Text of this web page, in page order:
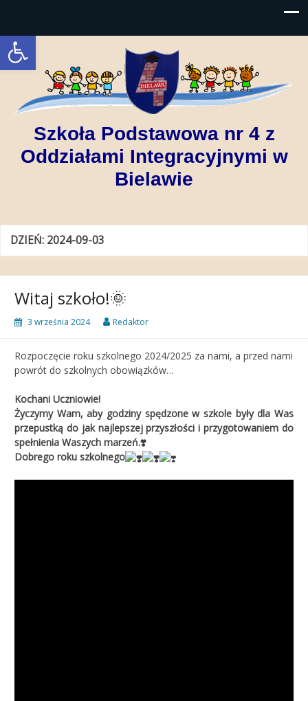
Open toolbar
Szkoła Podstawowa nr 4 z
Oddziałami Integracyjnymi w
Bielawie
DZIEŃ: 2024-09-03
Witaj szkoło!🌞
3 września 2024 Redaktor
Rozpoczęcie roku szkolnego 2024/2025 za nami, a przed nami
powrót do szkolnych obowiązków…
Kochani Uczniowie!
Życzymy Wam, aby godziny spędzone w szkole były dla Was
przepustką do jak najlepszej przyszłości i przygotowaniem do
spełnienia Waszych marzeń.❣️
Dobrego roku szkolnego